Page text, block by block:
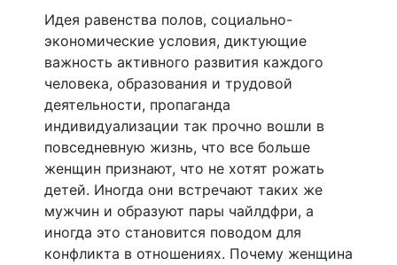
Идея равенства полов, социально-
экономические условия, диктующие
важность активного развития каждого
человека, образования и трудовой
деятельности, пропаганда
индивидуализации так прочно вошли в
повседневную жизнь, что все больше
женщин признают, что не хотят рожать
детей. Иногда они встречают таких же
мужчин и образуют пары чайлдфри, а
иногда это становится поводом для
конфликта в отношениях. Почему женщина